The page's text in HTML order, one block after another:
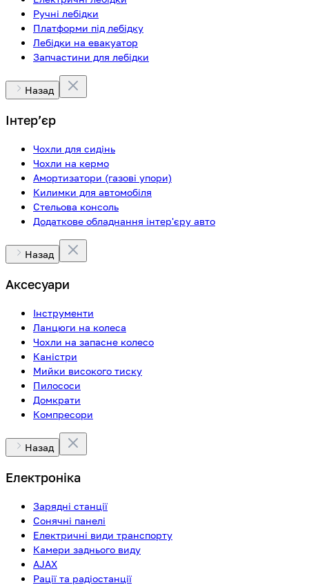
Ручні лебідки
Платформи під лебідку
Лебідки на евакуатор
Запчастини для лебідки
Назад
Інтерʼєр
Чохли для сидінь
Чохли на кермо
Амортизатори (газові упори)
Килимки для автомобіля
Стельова консоль
Додаткове обладнання інтер'єру авто
Назад
Аксесуари
Інструменти
Ланцюги на колеса
Чохли на запасне колесо
Каністри
Мийки високого тиску
Пилососи
Домкрати
Компресори
Назад
Електроніка
Зарядні станції
Сонячні панелі
Електричні види транспорту
Камери заднього виду
AJAX
Рації та радіостанції